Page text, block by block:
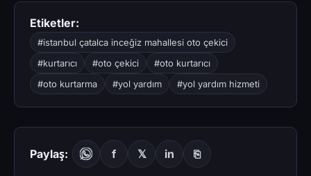
Etiketler:
#istanbul çatalca inceğiz mahallesi oto çekici
#kurtarıcı
#oto çekici
#oto kurtarıcı
#oto kurtarma
#yol yardım #yol yardım hizmeti
Paylaş: f 𝕏 in ⎘